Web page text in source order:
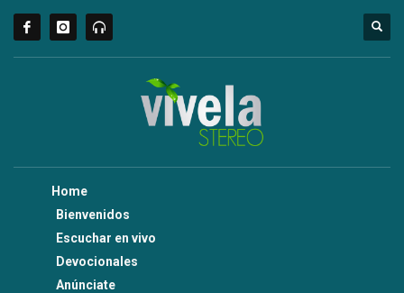
Home
Bienvenidos
Escuchar en vivo
Devocionales
Anúnciate